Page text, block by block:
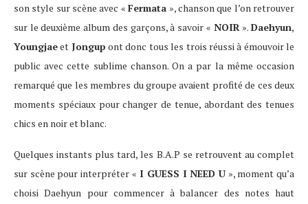
son style sur scène avec «Fermata », chanson que l’on retrouver
sur le deuxième album des garçons, à savoir « NOIR».Daehyun,
Youngjaeet Jongup ont donc tous les trois réussi à émouvoir le
public avec cette sublime chanson. On a par la même occasion
remarqué que les membres du groupe avaient profité de ces deux
moments spéciaux pour changer de tenue, abordant des tenues
chics en noir et blanc.
Quelques instants plus tard, les B.A.P se retrouvent au complet
sur scène pour interpréter « I GUESS I NEED U », moment qu’a
choisi Daehyun pour commencer à balancer des notes haut